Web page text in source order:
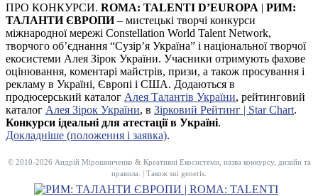
ПРО КОНКУРСИ. ROMA: TALENTI D’EUROPA | РИМ:
ТАЛАНТИ ЄВРОПИ– мистецькі творчі конкурси
міжнародної мережі Constellation World Talent Network,
творчого об’єднання “Сузір’я Україна” і національної творчої
екосистеми Алея Зірок України. Учасники отримують фахове
оцінювання, коментарі майстрів, призи, а також просування і
рекламу в Україні, Європі і США. Додаються в
продюсерський каталог Алея Талантів України, рейтинговий
каталог Алея Зірок України, в Зірковий Рейтинг | Star Chart.
Конкурси ідеальні для атестації в Україні.
Докладніше (положення і заявка).
© 2010-2026 Андрій Мірошниченко & Креативні Екосистеми, назва конкурсу, дизайн та
правила. | Також sui generis.